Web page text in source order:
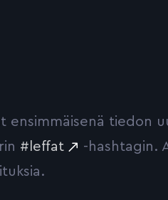
ensimmäisenä tiedon
#leffat
-hashtagin.